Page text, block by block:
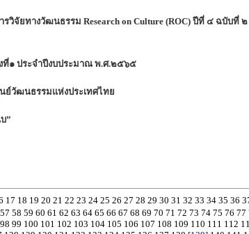
จัยทางวัฒนธรรม Research on Culture (ROC) ปีที่ ๔ ฉบับที่ ๒
๑ ประจำปีงบประมาณ พ.ศ.๒๕๖๕
ย์วัฒนธรรมแห่งประเทศไทย
”
17 18 19 20 21 22 23 24 25 26 27 28 29 30 31 32 33 34 35 36
57 58 59 60 61 62 63 64 65 66 67 68 69 70 71 72 73 74 75 76 77
98 99 100 101 102 103 104 105 106 107 108 109 110 111 112